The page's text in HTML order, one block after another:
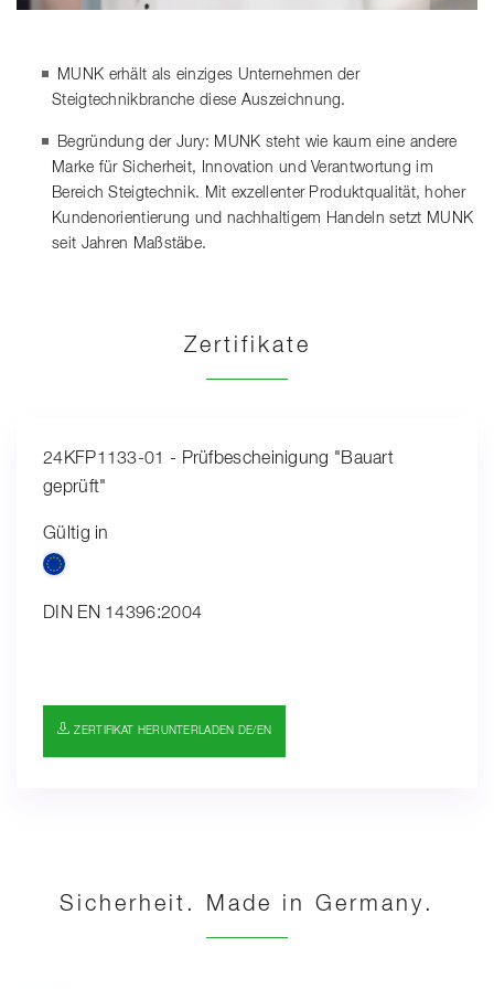
MUNK erhält als einziges Unternehmen der
Steigtechnikbranche diese Auszeichnung.
Begründung der Jury: MUNK steht wie kaum eine andere
Marke für Sicherheit, Innovation und Verantwortung im
Bereich Steigtechnik. Mit exzellenter Produktqualität, hoher
Kundenorientierung und nachhaltigem Handeln setzt MUNK
seit Jahren Maßstäbe.
Zertifikate
24KFP1133-01 - Prüfbescheinigung "Bauart
geprüft"
Gültig in
DIN EN 14396:2004
ZERTIFIKAT HERUNTERLADEN DE/EN
Sicherheit. Made in Germany.